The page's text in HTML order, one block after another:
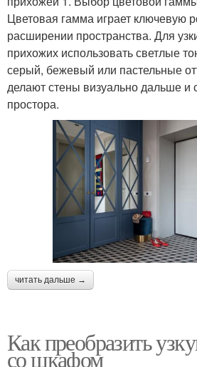
Цветовая гамма играет ключевую
расширении пространства. Для
прихожих использовать светлые
серый, бежевый или пастельные
делают стены визуально дальше
простора.
читать дальше →
Как преобразить
со шкафом